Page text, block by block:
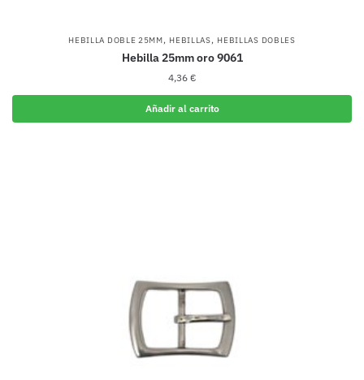
HEBILLA DOBLE 25MM, HEBILLAS, HEBILLAS DOBLES
Hebilla 25mm oro 9061
4,36 €
Añadir al carrito